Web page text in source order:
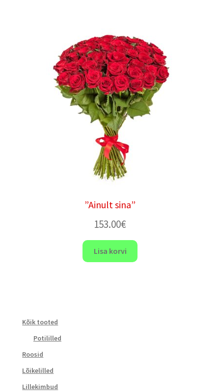
”Ainult sina”
153.00€
Lisa korvi
Kõik tooted
Potililled
Roosid
Lõikelilled
Lillekimbud